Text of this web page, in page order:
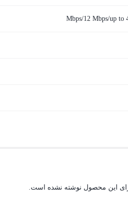
این محصول نوشته نشده است.